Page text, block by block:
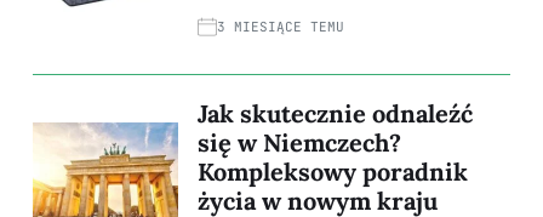
3 MIESIĄCE TEMU
Jak skutecznie odnaleźć
się w Niemczech?
Kompleksowy poradnik
życia w nowym kraju